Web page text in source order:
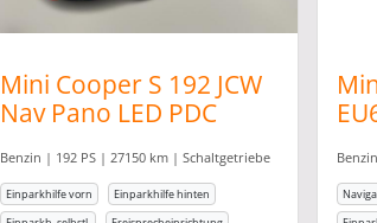
Mini Cooper S 192 JCW
Nav Pano LED PDC
Benzin | 192 PS | 27150 km | Schaltgetriebe
Einparkhilfe vorn
Einparkhilfe hinten
SHZ